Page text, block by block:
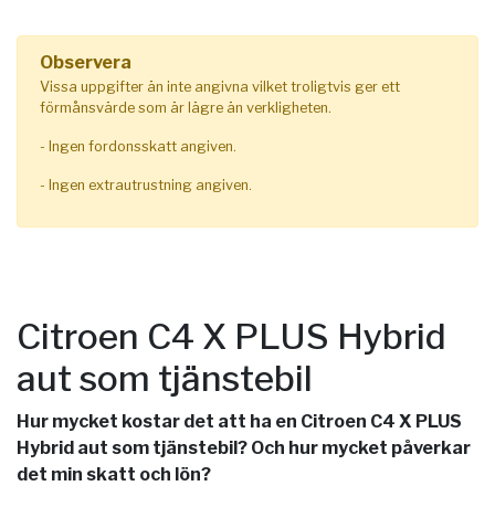
Observera
Vissa uppgifter än inte angivna vilket troligtvis ger ett
förmånsvärde som är lägre än verkligheten.
- Ingen fordonsskatt angiven.
- Ingen extrautrustning angiven.
Citroen C4 X PLUS Hybrid
aut som tjänstebil
Hur mycket kostar det att ha en Citroen C4 X PLUS
Hybrid aut som tjänstebil? Och hur mycket påverkar
det min skatt och lön?